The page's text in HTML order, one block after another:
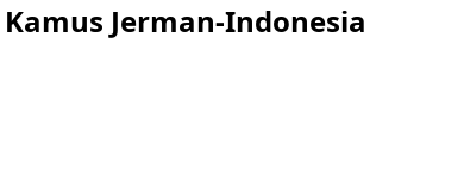
Jerman-Indonesia